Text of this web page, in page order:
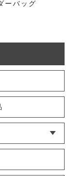
ーバッグ
シェット